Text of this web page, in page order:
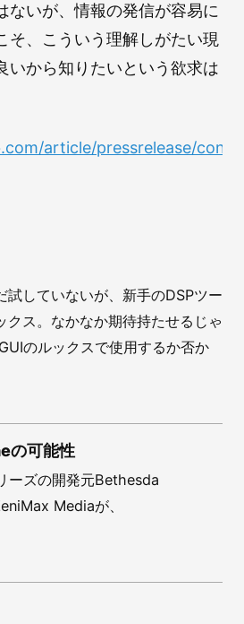
ないが、情報の発信が容易に
そ、こういう理解しがたい現
いから知りたいという欲求は
article/pressrelease/
試していないが、新手のDSPツー
クス。なかなか期待持たせるじゃ
のルックスで使用するか否か
の可能性
ーズの開発元Bethesda
Mediaが、